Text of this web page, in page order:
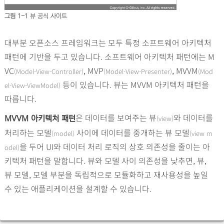
그림 1-1 뷰 공식 사이트
대부분 오픈소스 프레임워크는 모두 특정 소프트웨어 아키텍처
패턴에 기반을 두고 있습니다. 소프트웨어 아키텍처 패턴에는 M
VC(Model-View-Controller), MVP(Model-View-Presenter), MVVM(Mod
el-View-ViewModel) 등이 있습니다. 뷰는 MVVM 아키텍처 패턴을
따릅니다.
MVVM 아키텍처 패턴은 데이터를 보여주는 뷰(view)와 데이터를
처리하는 모델(model) 사이에 데이터를 중개하는 뷰 모델(view m
odel)을 두어 UI와 데이터 처리 로직의 상호 의존성을 줄이는 아
키텍처 패턴을 말합니다. 뷰와 모델 사이 의존성을 낮추면, 뷰,
뷰 모델, 모델 부분을 독립적으로 모듈화하고 재사용성을 높일
수 있는 애플리케이션을 설계할 수 있습니다.